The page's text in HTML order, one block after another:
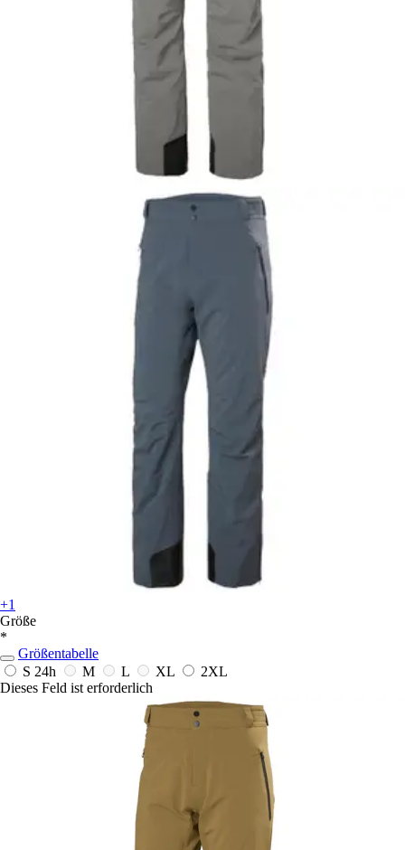
+1
Größe
*
Größentabelle
S 24h M L XL
2XL
Dieses Feld ist erforderlich